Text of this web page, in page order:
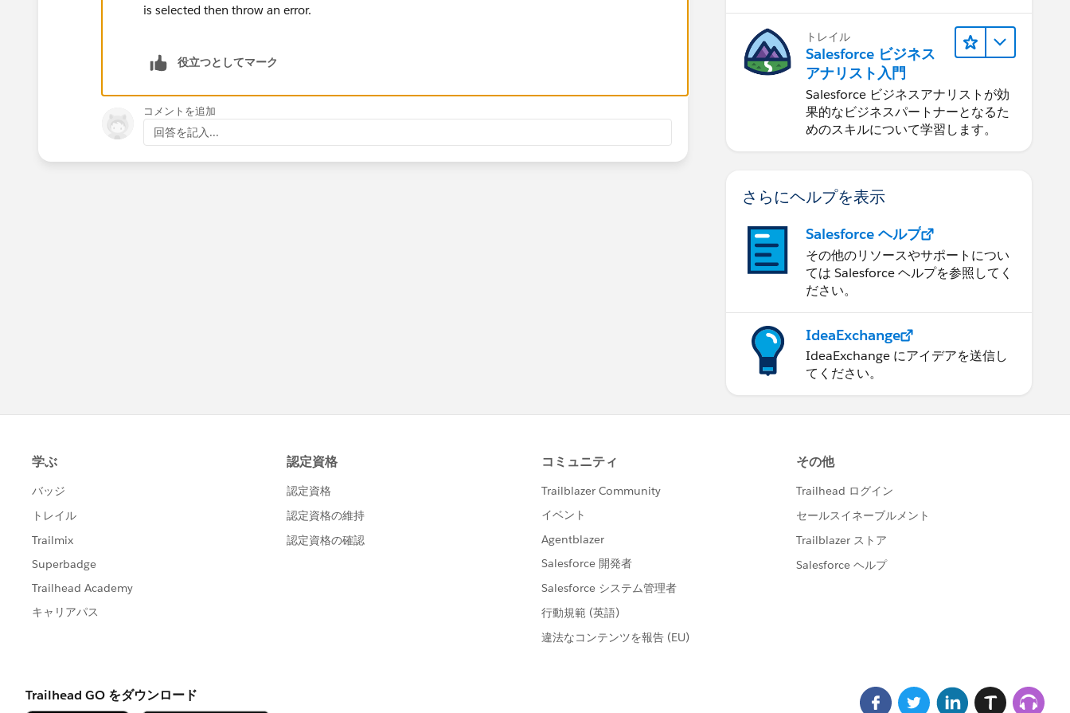
is selected then throw an error.
役立つとしてマーク
コメントを追加
回答を記入...
トレイル
Salesforce ビジネス
アナリスト入門
Salesforce ビジネスアナリストが効
果的なビジネスパートナーとなるた
めのスキルについて学習します。
さらにヘルプを表示
Salesforce ヘルプ
その他のリソースやサポートについ
ては Salesforce ヘルプを参照してく
ださい。
IdeaExchange
IdeaExchange にアイデアを送信し
てください。